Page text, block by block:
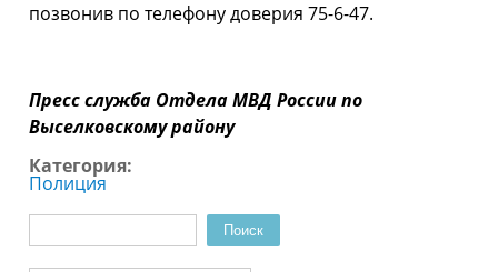
позвонив по телефону доверия 75-6-47.
Пресс служба Отдела МВД России по
Выселковскому району
Категория:
Полиция
Поиск